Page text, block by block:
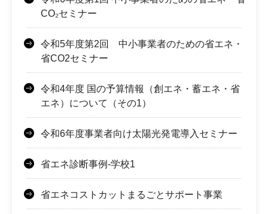
CO₂セミナー
令和5年度第2回 中小事業者のための省エネ・
省CO2セミナー
令和4年度 国の予算情報（創エネ・蓄エネ・省
エネ）について（その1）
令和6年度事業者向け太陽光発電導入セミナー
省エネ診断事例-学校1
省エネコストカットまるごとサポート事業